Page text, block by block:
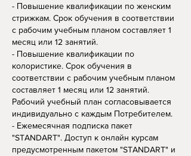
- Повышение квалификации по женским
стрижкам. Срок обучения в соответствии
с рабочим учебным планом составляет 1
месяц или 12 занятий.
- Повышение квалификации по
колористике. Срок обучения в
соответствии с рабочим учебным планом
составляет 1 месяц или 12 занятий.
Рабочий учебный план согласовывается
индивидуально с каждым Потребителем.
- Ежемесячная подписка пакет
"STANDART". Доступ к онлайн курсам
предусмотренным пакетом "STANDART" и